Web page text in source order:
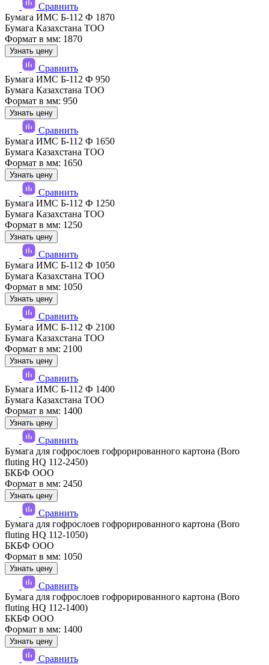
Сравнить
Бумага ИМС Б-112 Ф 1870
Бумага Казахстана ТОО
Формат в мм: 1870
Узнать цену
Сравнить
Бумага ИМС Б-112 Ф 950
Бумага Казахстана ТОО
Формат в мм: 950
Узнать цену
Сравнить
Бумага ИМС Б-112 Ф 1650
Бумага Казахстана ТОО
Формат в мм: 1650
Узнать цену
Сравнить
Бумага ИМС Б-112 Ф 1250
Бумага Казахстана ТОО
Формат в мм: 1250
Узнать цену
Сравнить
Бумага ИМС Б-112 Ф 1050
Бумага Казахстана ТОО
Формат в мм: 1050
Узнать цену
Сравнить
Бумага ИМС Б-112 Ф 2100
Бумага Казахстана ТОО
Формат в мм: 2100
Узнать цену
Сравнить
Бумага ИМС Б-112 Ф 1400
Бумага Казахстана ТОО
Формат в мм: 1400
Узнать цену
Сравнить
Бумага для гофрослоев гофрорированного картона (Boro
fluting HQ 112-2450)
БКБФ ООО
Формат в мм: 2450
Узнать цену
Сравнить
Бумага для гофрослоев гофрорированного картона (Boro
fluting HQ 112-1050)
БКБФ ООО
Формат в мм: 1050
Узнать цену
Сравнить
Бумага для гофрослоев гофрорированного картона (Boro
fluting HQ 112-1400)
БКБФ ООО
Формат в мм: 1400
Узнать цену
Сравнить